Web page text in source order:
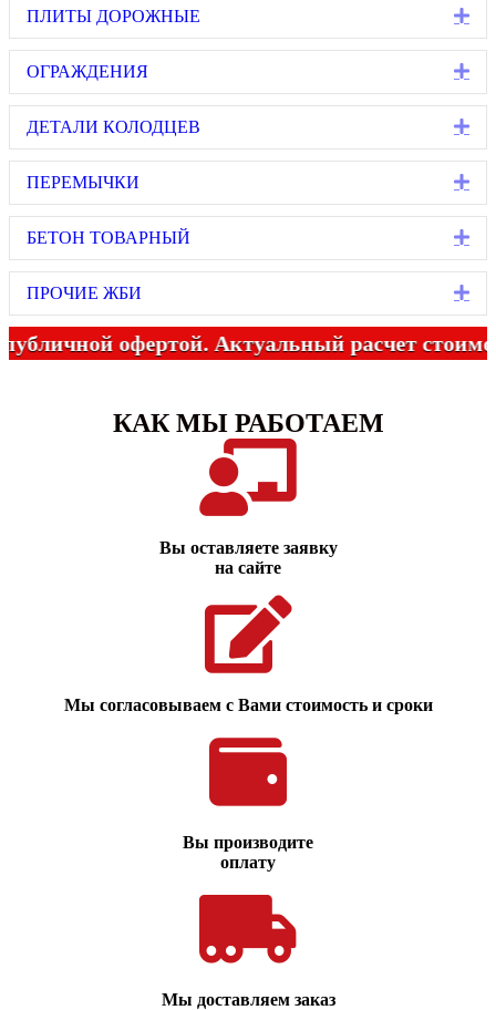
ПЛИТЫ ДОРОЖНЫЕ
ОГРАЖДЕНИЯ
ДЕТАЛИ КОЛОДЦЕВ
ПЕРЕМЫЧКИ
БЕТОН ТОВАРНЫЙ
ПРОЧИЕ ЖБИ
офертой. Актуальный расчет стоимости
КАК МЫ РАБОТАЕМ
Вы оставляете заявку
на сайте
Мы согласовываем с Вами стоимость и сроки
Вы производите
оплату
Мы доставляем заказ